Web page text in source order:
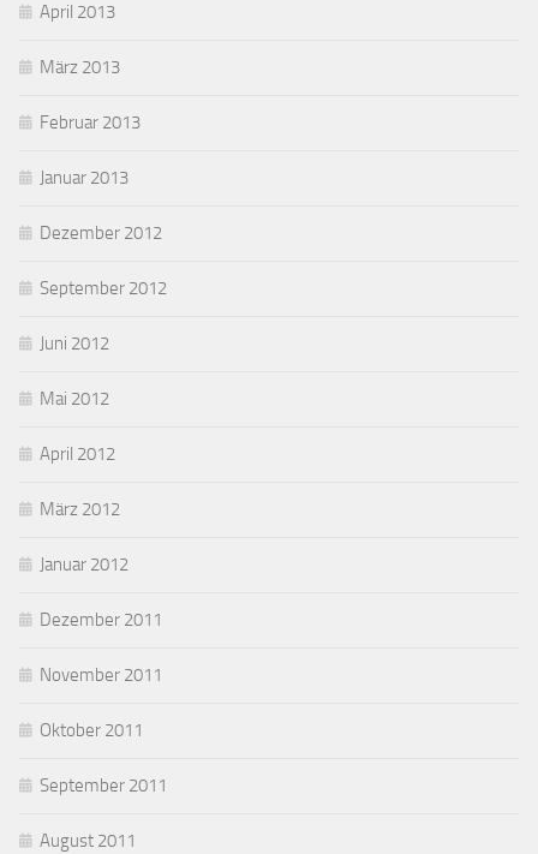
April 2013
März 2013
Februar 2013
Januar 2013
Dezember 2012
September 2012
Juni 2012
Mai 2012
April 2012
März 2012
Januar 2012
Dezember 2011
November 2011
Oktober 2011
September 2011
August 2011